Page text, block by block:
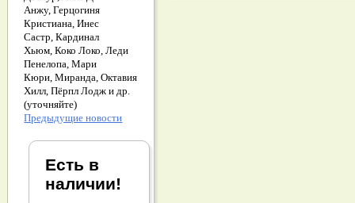
Анжу,Герцогиня
Кристиана,Инес
Састр,Кардинал
Хьюм,Коко Локо,Леди
Пенелопа,Мари
Кюри,Миранда,Октавия
Хилл,Пёрпл Лодж и др.
(уточняйте)
Предыдущие новости
Есть в
наличии!